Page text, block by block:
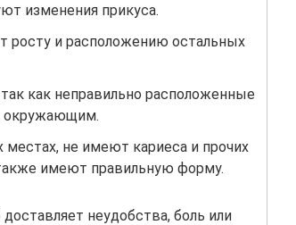
изменения прикуса.
и расположению остальных
как неправильно расположенные
окружающим.
не имеют кариеса и прочих
имеют правильную форму.
неудобства, боль или